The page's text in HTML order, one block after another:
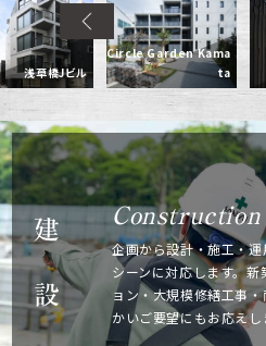
浅草橋Jビル
Circle Garden Kama
ta
建
設
Construction
企画から設計・施工・
シーンに対応します。新
ョン・大規模修繕工事
かいご要望にもお応えし